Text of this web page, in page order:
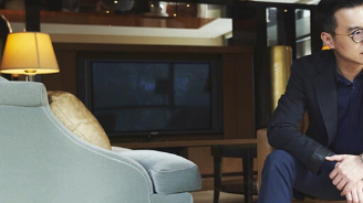
und Zertifizierungen